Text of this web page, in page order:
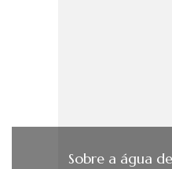
Sobre a água